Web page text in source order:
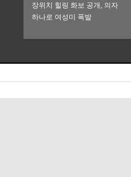
장위치 힐링 화보 공개, 의자
하나로 여성미 폭발